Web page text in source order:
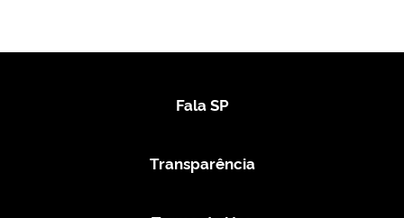
Fala SP
Transparência